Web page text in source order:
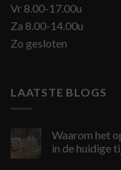
Vr 8.00-17.00u
Za 8.00-14.00u
Zo gesloten
LAATSTE BLOGS
Waarom het
in de huidige